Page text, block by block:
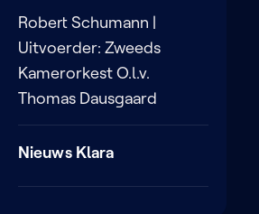
Robert Schumann |
Uitvoerder: Zweeds
Kamerorkest O.l.v.
Thomas Dausgaard
Nieuws Klara